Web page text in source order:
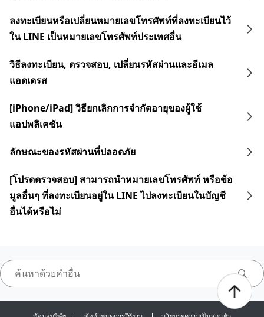
ลงทะเบียนหรือเปลี่ยนหมายเลขโทรศัพท์ที่ลงทะเบียนไว้
ใน LINE เป็นหมายเลขโทรศัพท์ประเทศอื่น
วิธีลงทะเบียน, ตรวจสอบ, เปลี่ยนรหัสผ่านและอีเมล
แอดเดรส
[iPhone/iPad] วิธียกเลิกการจำกัดอายุของผู้ใช้
แอปพลิเคชัน
ลักษณะของรหัสผ่านที่ปลอดภัย
[โปรดตรวจสอบ] สามารถนำหมายเลขโทรศัพท์ หรือข้อ
มูลอื่นๆ ที่ลงทะเบียนอยู่ใน LINE ไปลงทะเบียนในบัญชี
อื่นได้หรือไม่